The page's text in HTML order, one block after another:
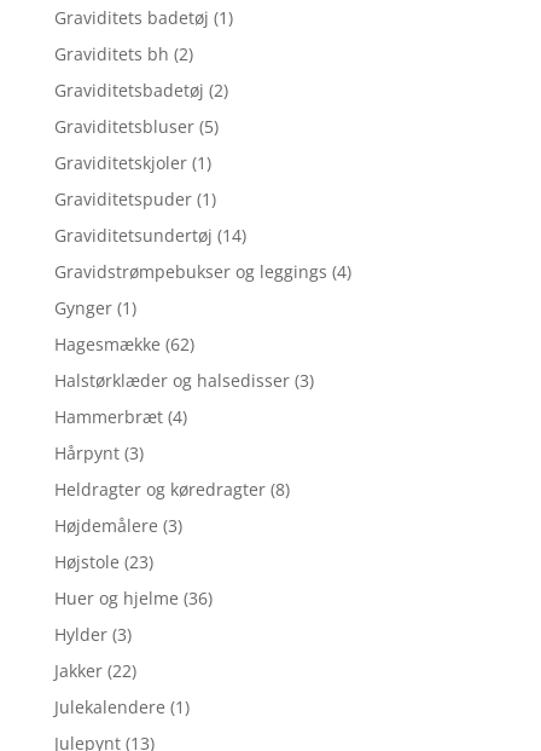
Graviditets badetøj (1)
Graviditets bh (2)
Graviditetsbadetøj (2)
Graviditetsbluser (5)
Graviditetskjoler (1)
Graviditetspuder (1)
Graviditetsundertøj (14)
Gravidstrømpebukser og leggings (4)
Gynger (1)
Hagesmække (62)
Halstørklæder og halsedisser (3)
Hammerbræt (4)
Hårpynt (3)
Heldragter og køredragter (8)
Højdemålere (3)
Højstole (23)
Huer og hjelme (36)
Hylder (3)
Jakker (22)
Julekalendere (1)
Julepynt (13)